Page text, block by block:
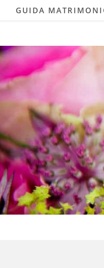
GUIDA